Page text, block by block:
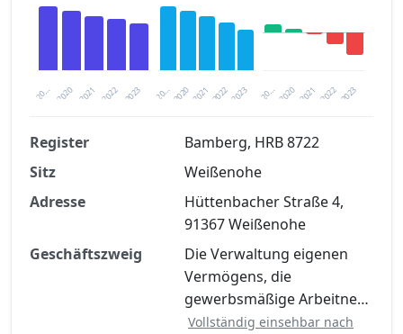
20… 2021 2023
2020 2022 20… 2021 2023
2020 2022 20… 2021 2023
2020 2022
Finanzkennzahlen nach kostenloser
Registrierung verfügbar
Jetzt kostenlos registrieren
Register
Bamberg, HRB 8722
Sitz
Weißenohe
Adresse
Hüttenbacher Straße 4,
91367 Weißenohe
Geschäftszweig
Die Verwaltung eigenen
Vermögens, die
gewerbsmäßige Arbeitne…
Vollständig einsehbar nach